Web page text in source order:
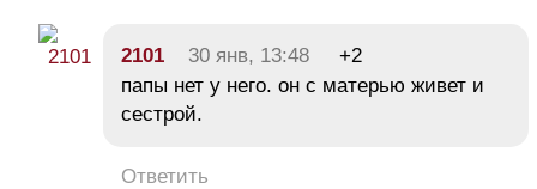
2101 30 янв, 13:48
+2
папы нет у него. он с матерью живет и
сестрой.
Ответить